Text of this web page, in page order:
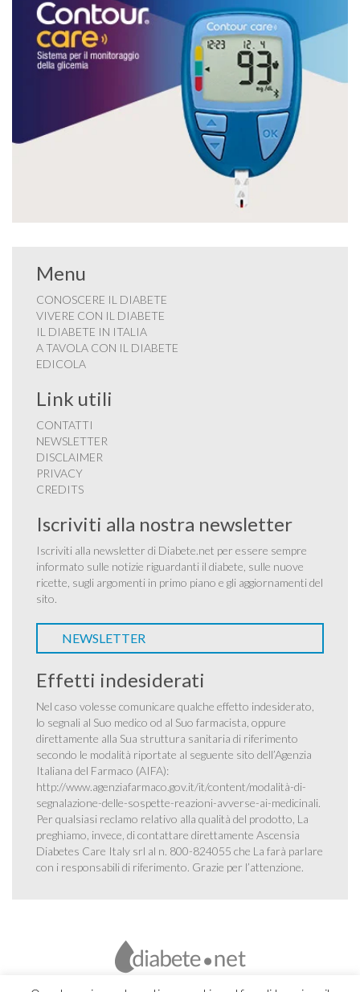
Menu
CONOSCERE IL DIABETE
VIVERE CON IL DIABETE
IL DIABETE IN ITALIA
A TAVOLA CON IL DIABETE
EDICOLA
Link utili
CONTATTI
NEWSLETTER
DISCLAIMER
PRIVACY
CREDITS
Iscriviti alla nostra newsletter
Iscriviti alla newsletter di Diabete.net per essere sempre
informato sulle notizie riguardanti il diabete, sulle nuove
ricette, sugli argomenti in primo piano e gli aggiornamenti del
sito.
NEWSLETTER
Effetti indesiderati
Nel caso volesse comunicare qualche effetto indesiderato,
lo segnali al Suo medico od al Suo farmacista, oppure
direttamente alla Sua struttura sanitaria di riferimento
secondo le modalità riportate al seguente sito dell’Agenzia
Italiana del Farmaco (AIFA):
http://www.agenziafarmaco.gov.it/it/content/modalità-di-
segnalazione-delle-sospette-reazioni-avverse-ai-medicinali.
Per qualsiasi reclamo relativo alla qualità del prodotto, La
preghiamo, invece, di contattare direttamente Ascensia
Diabetes Care Italy srl al n. 800-824055 che La farà parlare
con i responsabili di riferimento. Grazie per l’attenzione.